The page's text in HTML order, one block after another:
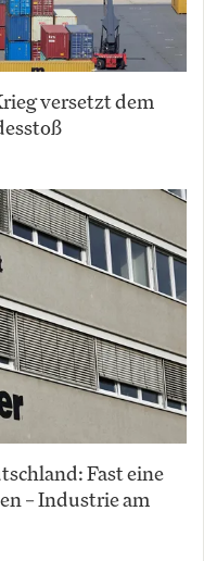
versetzt dem
Fast eine
– Industrie am